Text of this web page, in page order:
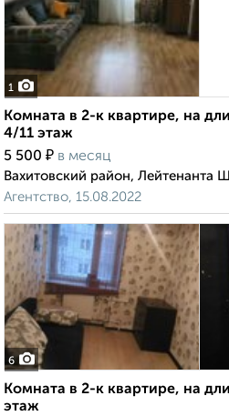
1
Комната в 2-к квартире, на
4/11 этаж
5 500 ₽ в месяц
Вахитовский район, Лейтенанта
Агентство, 15.08.2022
6
Комната в 2-к квартире, на
этаж